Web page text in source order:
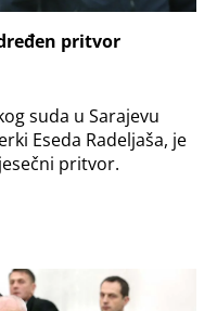
pritvor
suda u Sarajevu
Eseda Radeljaša, je
pritvor.